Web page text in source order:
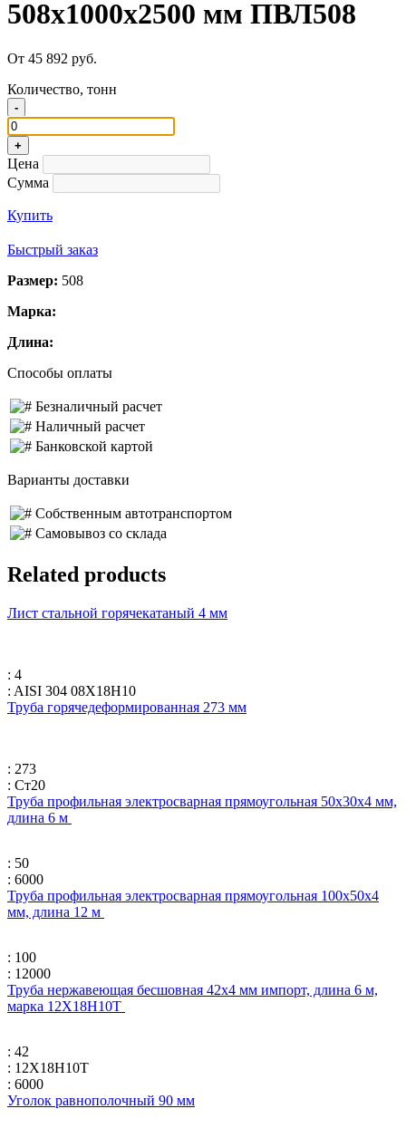
508х1000х2500 мм ПВЛ508
От 45 892 руб.
Количество, тонн
-
+
Цена
Сумма
Купить
Быстрый заказ
Размер: 508
Марка:
Длина:
Способы оплаты
Безналичный расчет
Наличный расчет
Банковской картой
Варианты доставки
Собственным автотранспортом
Самовывоз со склада
Related products
Лист стальной горячекатаный 4 мм
: 4
: AISI 304 08Х18Н10
Труба горячедеформированная 273 мм
: 273
: Ст20
Труба профильная электросварная прямоугольная 50х30х4 мм,
длина 6 м
: 50
: 6000
Труба профильная электросварная прямоугольная 100х50х4
мм, длина 12 м
: 100
: 12000
Труба нержавеющая бесшовная 42х4 мм импорт, длина 6 м,
марка 12Х18Н10Т
: 42
: 12Х18Н10Т
: 6000
Уголок равнополочный 90 мм